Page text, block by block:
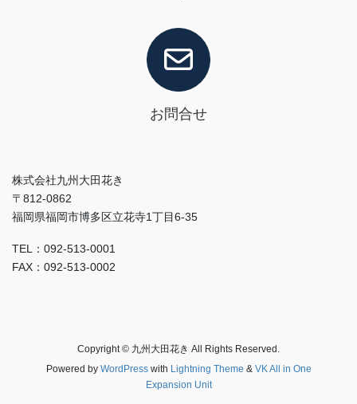
お問合せ
株式会社九州大田花き
〒812-0862
福岡県福岡市博多区立花寺1丁目6-35
TEL：092-513-0001
FAX：092-513-0002
Copyright © 九州大田花き All Rights Reserved.
Powered by WordPresswith Lightning Theme & VK All in One
Expansion Unit